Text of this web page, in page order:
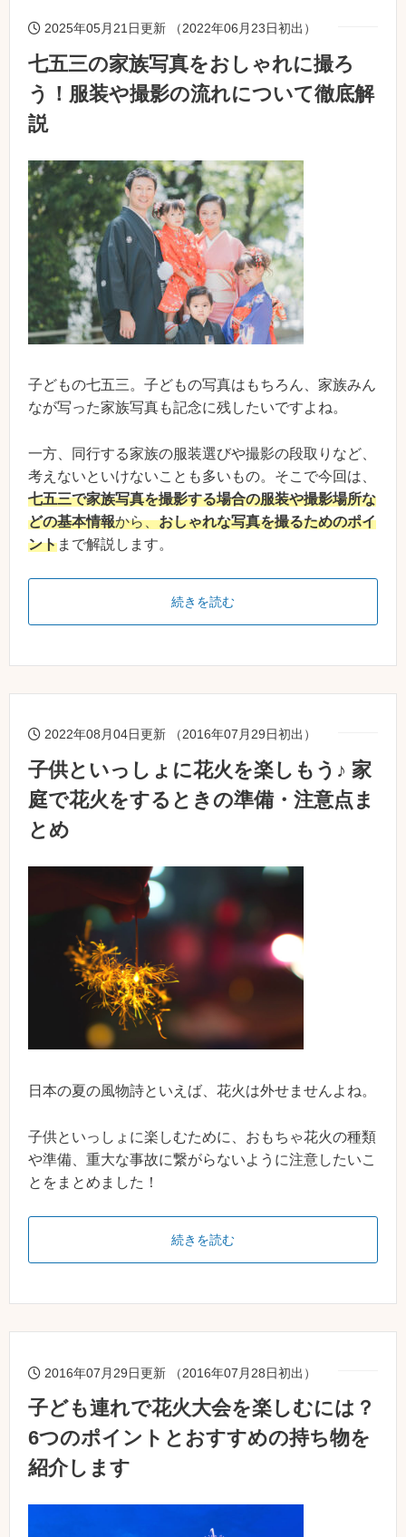
2025年05月21日更新 （2022年06月23日初出）
七五三の家族写真をおしゃれに撮ろ
う！服装や撮影の流れについて徹底解
説
子どもの七五三。子どもの写真はもちろん、家族みん
なが写った家族写真も記念に残したいですよね。
一方、同行する家族の服装選びや撮影の段取りなど、
考えないといけないことも多いもの。そこで今回は、
七五三で家族写真を撮影する場合の服装や撮影場所な
どの基本情報から、おしゃれな写真を撮るためのポイ
ントまで解説します。
続きを読む
2022年08月04日更新 （2016年07月29日初出）
子供といっしょに花火を楽しもう♪ 家
庭で花火をするときの準備・注意点ま
とめ
日本の夏の風物詩といえば、花火は外せませんよね。
子供といっしょに楽しむために、おもちゃ花火の種類
や準備、重大な事故に繋がらないように注意したいこ
とをまとめました！
続きを読む
2016年07月29日更新 （2016年07月28日初出）
子ども連れで花火大会を楽しむには？
6つのポイントとおすすめの持ち物を
紹介します